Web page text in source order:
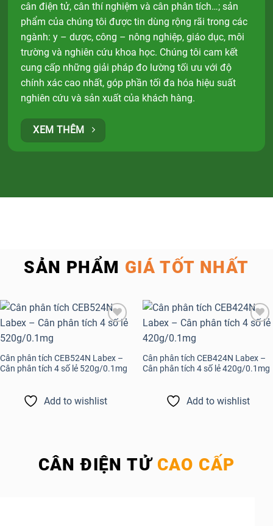
cân điện tử, cân thí nghiệm và cân phân tích…; sản
phẩm của chúng tôi được tin dùng rộng rãi trong các
ngành: y – dược, công – nông nghiệp, giáo dục, môi
trường và nghiên cứu khoa học. Chúng tôi cam kết
cung cấp những giải pháp đo lường tối ưu với độ
chính xác cao nhất, góp phần tối đa hóa hiệu suất
nghiên cứu và sản xuất của khách hàng.
XEM THÊM
SẢN PHẨM GIÁ TỐT NHẤT
Cân phân tích CEB524N Labex –
Cân phân tích 4 số lẻ 520g/0.1mg
Add to wishlist
Cân phân tích CEB424N Labex –
Cân phân tích 4 số lẻ 420g/0.1mg
Add to wishlist
CÂN ĐIỆN TỬ CAO CẤP